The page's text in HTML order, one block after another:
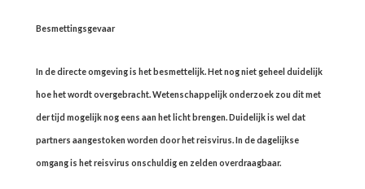
Besmettingsgevaar
In de directe omgeving is het besmettelijk. Het nog niet geheel duidelijk
hoe het wordt overgebracht. Wetenschappelijk onderzoek zou dit met
der tijd mogelijk nog eens aan het licht brengen. Duidelijk is wel dat
partners aangestoken worden door het reisvirus. In de dagelijkse
omgang is het reisvirus onschuldig en zelden overdraagbaar.